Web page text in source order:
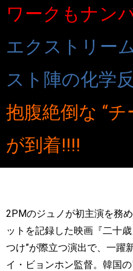
ワークもナン
エクストリー
スト陣の化学
抱腹絶倒な “
が到着!!!!
2PMのジュノが初主演を務
ットを記録した映画『二十
つけ”が際立つ演出で、一躍
イ・ビョンホン監督。韓国